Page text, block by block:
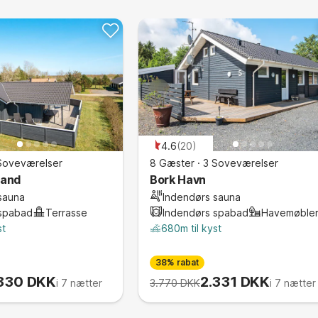
Terrasse
Terrasse
DKKi 7 nætter
4.6(20)
8 Gæster · 3 Soveværelser
Bork Havn
Indendørs sauna
Indendørs spabad
Havemøbler
Terrasse
Rygning forbudt
680m til kyst
38% rabat
3.770 DKK2.331 DKKi 7 nætter